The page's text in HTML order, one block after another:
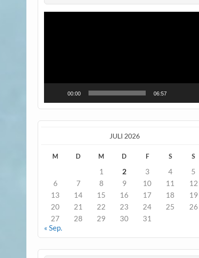
Video-
00:00 06:57
JULI 2026
M D M D F S S
1 2 3 4
5
6
7 8 9 10 11
12
13
14 15 16 17 18
19
20
21 22 23 24 25
26
27
28 29 30
31
« Sep.